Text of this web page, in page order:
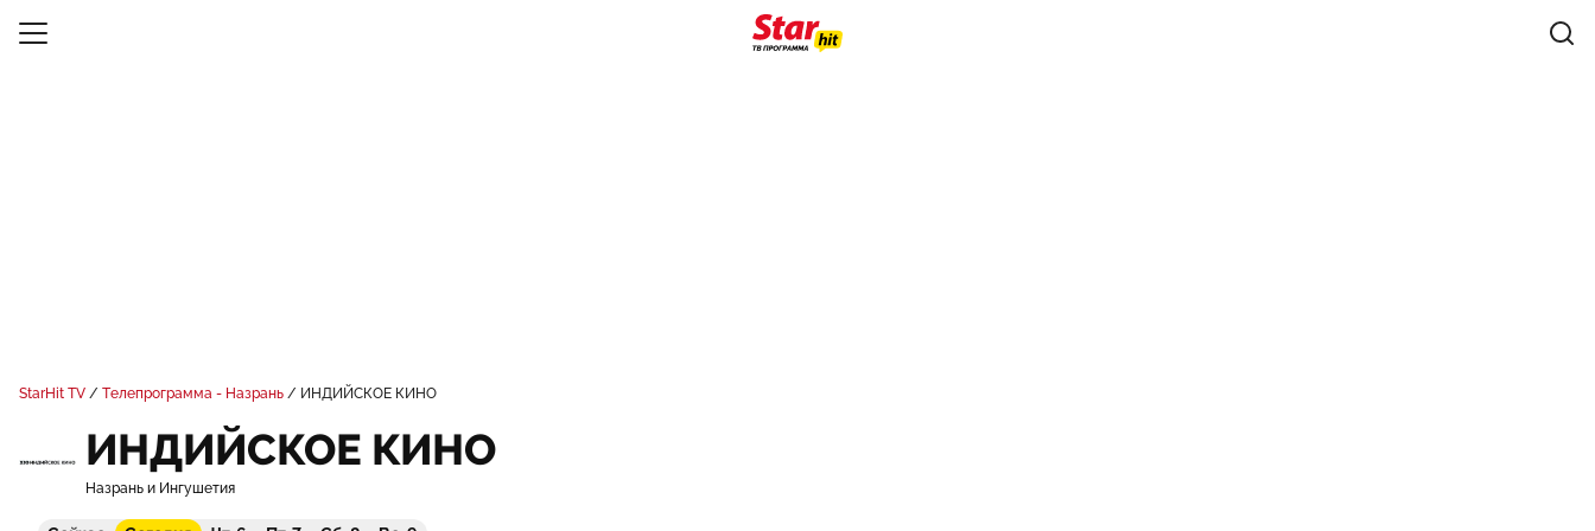
StarHit TV Телепрограмма - Назрань ИНДИЙСКОЕ КИНО
ИНДИЙСКОЕ КИНО
Назрань и Ингушетия